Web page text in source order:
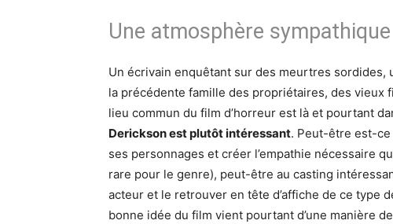
Une atmosphère
Un écrivain enquêtant sur des meurtres sordides,
la précédente famille des propriétaires, des vieux
lieu commun du film d’horreur est là et pourtant
Derickson est plutôt intéressant. Peut-être est-ce
ses personnages et créer l’empathie nécessaire
rare pour le genre), peut-être au casting
acteur et le retrouver en tête d’affiche de ce type
bonne idée du film vient pourtant d’une manière